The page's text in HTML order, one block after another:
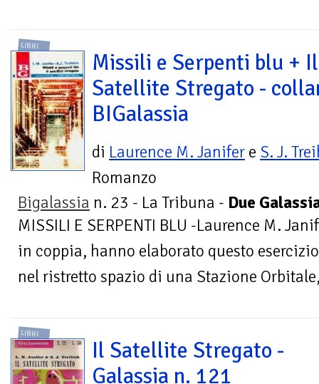
LIBRI
Missili e Serpenti blu + Il
Satellite Stregato -
BIGalassia
di Laurence M. Janifer e S. J.
Romanzo
Bigalassia n. 23 - La Tribuna - Due
MISSILI E SERPENTI BLU -Laurence M.
in coppia, hanno elaborato questo
nel ristretto spazio di una Stazione
LIBRI
Il Satellite Stregato -
Galassia n. 121